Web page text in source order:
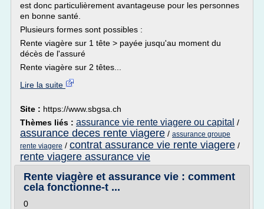
est donc particulièrement avantageuse pour les personnes
en bonne santé.
Plusieurs formes sont possibles :
Rente viagère sur 1 tête > payée jusqu'au moment du
décès de l'assuré
Rente viagère sur 2 têtes...
Lire la suite
Site : https://www.sbgsa.ch
Thèmes liés : assurance vie rente viagere ou capital /
assurance deces rente viagere / assurance groupe
rente viagere / contrat assurance vie rente viagere /
rente viagere assurance vie
Rente viagère et assurance vie : comment
cela fonctionne-t ...
0